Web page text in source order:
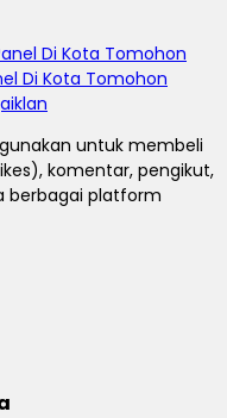
Di Kota Tomohon
untuk membeli
komentar, pengikut,
berbagai platform